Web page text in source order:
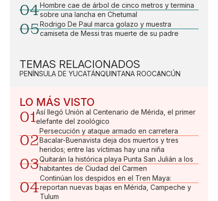
04Hombre cae de árbol de cinco metros y termina
sobre una lancha en Chetumal
05Rodrigo De Paul marca golazo y muestra
camiseta de Messi tras muerte de su padre
TEMAS RELACIONADOS
PENÍNSULA DE YUCATÁNQUINTANA ROOCANCÚN
LO MÁS VISTO
01Así llegó Unión al Centenario de Mérida, el primer
elefante del zoológico
02
Persecución y ataque armado en carretera
Bacalar-Buenavista deja dos muertos y tres
heridos; entre las víctimas hay una niña
03Quitarán la histórica playa Punta San Julián a los
habitantes de Ciudad del Carmen
04
Continúan los despidos en el Tren Maya:
reportan nuevas bajas en Mérida, Campeche y
Tulum